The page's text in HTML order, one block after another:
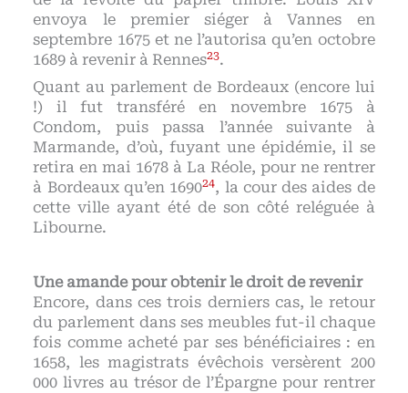
envoya le premier siéger à Vannes en
septembre 1675 et ne l’autorisa qu’en octobre
1689 à revenir à Rennes23.
Quant au parlement de Bordeaux (encore lui
!) il fut transféré en novembre 1675 à
Condom, puis passa l’année suivante à
Marmande, d’où, fuyant une épidémie, il se
retira en mai 1678 à La Réole, pour ne rentrer
à Bordeaux qu’en 169024, la cour des aides de
cette ville ayant été de son côté reléguée à
Libourne.
Une amande pour obtenir le droit de revenir
Encore, dans ces trois derniers cas, le retour
du parlement dans ses meubles fut-il chaque
fois comme acheté par ses bénéficiaires : en
1658, les magistrats évêchois versèrent 200
000 livres au trésor de l’Épargne pour rentrer